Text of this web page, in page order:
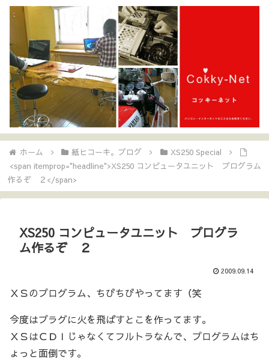
ホーム 紙ヒコーキ。ブログ
XS250 Special
<span itemprop="headline">XS250 コンピュータユニット プログラム
作るぞ ２</span>
XS250 コンピュータユニット プログラ
ム作るぞ ２
2009.09.14
ＸＳのプログラム、ちびちびやってます（笑
今度はプラグに火を飛ばすとこを作ってます。
ＸＳはＣＤＩじゃなくてフルトラなんで、プログラムはち
ょっと面倒です。